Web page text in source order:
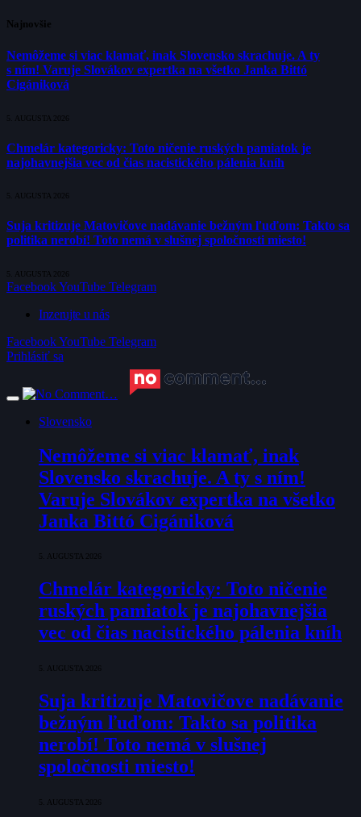
Najnovšie
Nemôžeme si viac klamať, inak Slovensko skrachuje. A ty
s ním! Varuje Slovákov expertka na všetko Janka Bittó
Cigániková
5. AUGUSTA 2026
Chmelár kategoricky: Toto ničenie ruských pamiatok je
najohavnejšia vec od čias nacistického pálenia kníh
5. AUGUSTA 2026
Suja kritizuje Matovičove nadávanie bežným ľuďom: Takto sa
politika nerobí! Toto nemá v slušnej spoločnosti miesto!
5. AUGUSTA 2026
FacebookYouTube Telegram
Inzerujte u nás
FacebookYouTube Telegram
Prihlásiť sa
Slovensko
Nemôžeme si viac klamať, inak
Slovensko skrachuje. A ty s ním!
Varuje Slovákov expertka na všetko
Janka Bittó Cigániková
5. AUGUSTA 2026
Chmelár kategoricky: Toto ničenie
ruských pamiatok je najohavnejšia
vec od čias nacistického pálenia kníh
5. AUGUSTA 2026
Suja kritizuje Matovičove nadávanie
bežným ľuďom: Takto sa politika
nerobí! Toto nemá v slušnej
spoločnosti miesto!
5. AUGUSTA 2026